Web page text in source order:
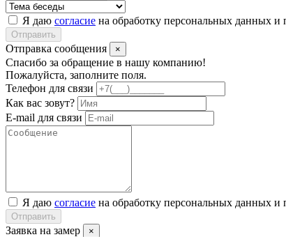
Я даю согласие на обработку персональных данных и
Отправить
Отправка сообщения ×
Спасибо за обращение в нашу компанию!
Пожалуйста, заполните поля.
Телефон для связи
Как вас зовут?
E-mail для связи
Я даю согласие на обработку персональных данных и
Отправить
Заявка на замер ×